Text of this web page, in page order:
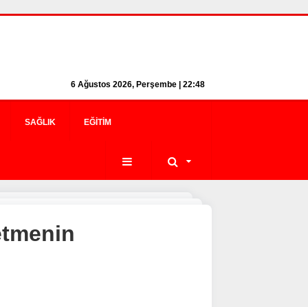
6 Ağustos 2026, Perşembe | 22:48
SAĞLIK EĞITIM